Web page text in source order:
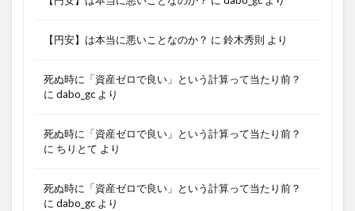
【円安】は本当に悪いことなのか？ に 鈴木秀則 より
死ぬ時に「資産ゼロで良い」という計算って当たり前？
に dabo_gc より
死ぬ時に「資産ゼロで良い」という計算って当たり前？
に ちりとて より
死ぬ時に「資産ゼロで良い」という計算って当たり前？
に dabo_gc より